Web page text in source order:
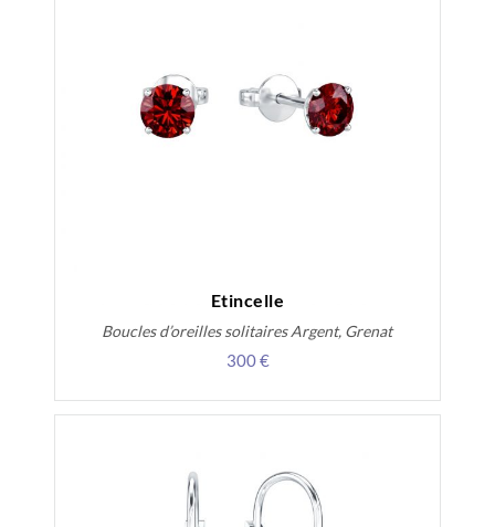
Etincelle
Boucles d’oreilles solitaires Argent, Grenat
300 €